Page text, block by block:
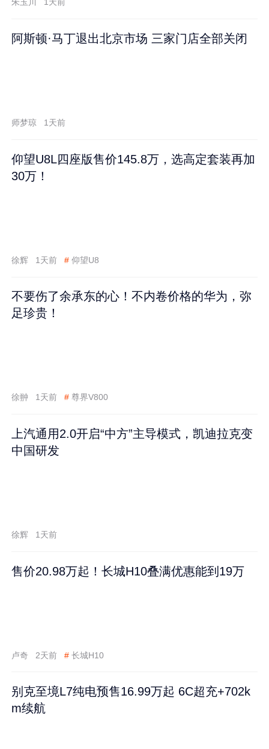
朱玉川 1天前
阿斯顿·马丁退出北京市场 三家门店全部关闭
师梦琼 1天前
仰望U8L四座版售价145.8万，选高定套装再加
30万！
徐辉 1天前 # 仰望U8
不要伤了余承东的心！不内卷价格的华为，弥
足珍贵！
徐翀 1天前 # 尊界V800
上汽通用2.0开启“中方”主导模式，凯迪拉克变
中国研发
徐辉 1天前
售价20.98万起！长城H10叠满优惠能到19万
卢奇 2天前 # 长城H10
别克至境L7纯电预售16.99万起 6C超充+702k
m续航